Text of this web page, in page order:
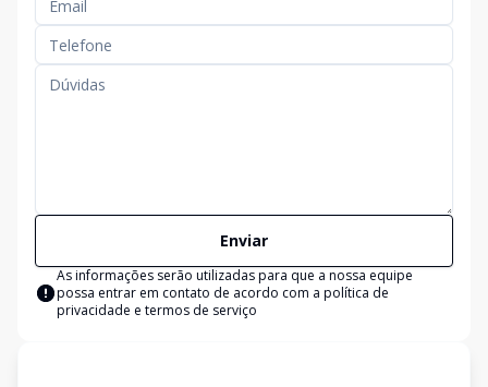
Enviar
As informações serão utilizadas para que a nossa equipe
possa entrar em contato de acordo com a política de
privacidade e termos de serviço